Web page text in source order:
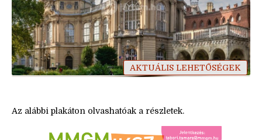
AKTUÁLIS LEHETŐSÉGEK
Az alábbi plakáton olvashatóak a részletek.